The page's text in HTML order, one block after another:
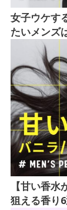
女子ウケす
たいメンズ
【甘い香
狙える香り